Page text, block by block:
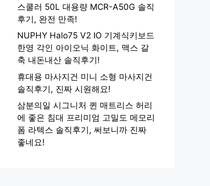
스쿨러 50L 대용량 MCR-A50G 솔직
후기, 완전 만족!
NUPHY Halo75 V2 IO 기계식키보드
한영 각인 아이오닉 화이트, 맥스 갈
축 내돈내산 솔직후기!
휴대용 마사지건 미니 소형 마사지건
솔직후기, 진짜 시원해요!
삼분의일 시그니처 퀸 매트리스 허리
에 좋은 침대 프리미엄 고밀도 메모리
폼 라텍스 솔직후기, 써보니까 진짜
좋네요!